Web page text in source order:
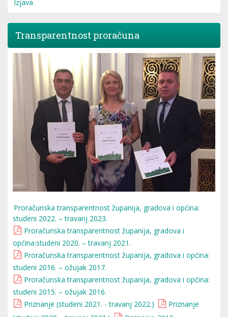
Izjava
Transparentnost proračuna
Proračunska transparentnost županija, gradova i općina:
studeni 2022. – travanj 2023.
Proračunska transparentnost županija, gradova i
općina:studeni 2020. – travanj 2021.
Proračunska transparentnost županija, gradova i općina:
studeni 2016. – ožujak 2017.
Proračunska transparentnost županija, gradova i općina:
studeni 2015. – ožujak 2016.
Priznanje (studeni 2021. - travanj 2022.)
Priznanje